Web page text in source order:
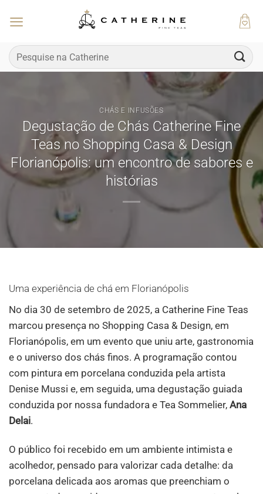
Pesquisar
por:
CHÁS E INFUSÕES
Degustação de Chás Catherine Fine
Teas no Shopping Casa & Design
Florianópolis: um encontro de sabores e
histórias
Uma experiência de chá em Florianópolis
No dia 30 de setembro de 2025, a Catherine Fine Teas
marcou presença no Shopping Casa & Design, em
Florianópolis, em um evento que uniu arte, gastronomia
e o universo dos chás finos. A programação contou
com pintura em porcelana conduzida pela artista
Denise Mussi e, em seguida, uma degustação guiada
conduzida por nossa fundadora e Tea Sommelier, Ana
Delai.
O público foi recebido em um ambiente intimista e
acolhedor, pensado para valorizar cada detalhe: da
porcelana delicada aos aromas que preenchiam o